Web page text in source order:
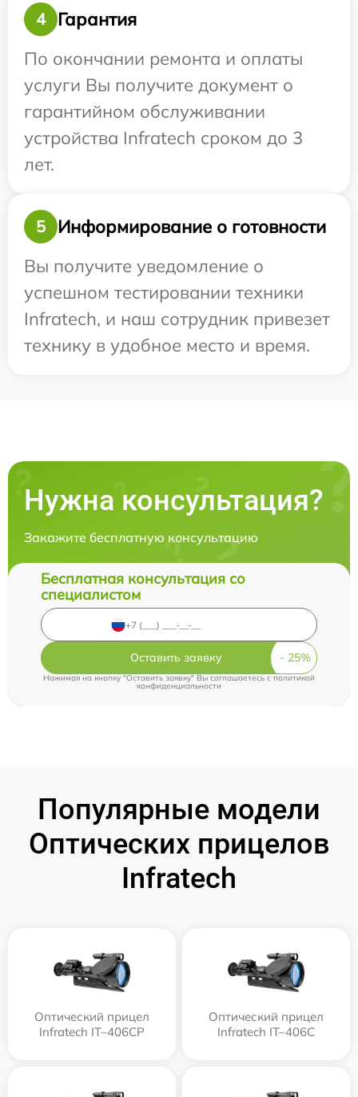
4
Гарантия
По окончании ремонта и оплаты
услуги Вы получите документ о
гарантийном обслуживании
устройства Infratech сроком до 3
лет.
5
Информирование о готовности
Вы получите уведомление о
успешном тестировании техники
Infratech, и наш сотрудник привезет
технику в удобное место и время.
Нужна консультация?
Закажите бесплатную консультацию
Бесплатная консультация со
специалистом
Оставить заявку
Нажимая на кнопку "Оставить заявку" Вы соглашаетесь c политикой
конфиденциальности
Популярные модели
Оптических прицелов
Infratech
Оптический прицел
Infratech IT–406СP
Оптический прицел
Infratech IT–406С